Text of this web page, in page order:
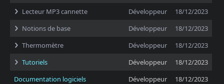
Lecteur MP3 cannette
Développeur
18/12/2023
Notions de base
Développeur
18/12/2023
Thermomètre
Développeur
18/12/2023
Tutoriels
Développeur
18/12/2023
Documentation logiciels
Développeur
18/12/2023